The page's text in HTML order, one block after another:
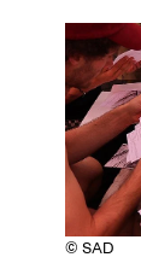
© SAD